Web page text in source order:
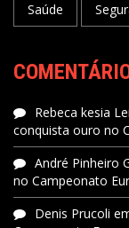
Saúde
Rebeca kesia
conquista ouro no
André Pinheiro
no Campeonato
Denis Prucoli